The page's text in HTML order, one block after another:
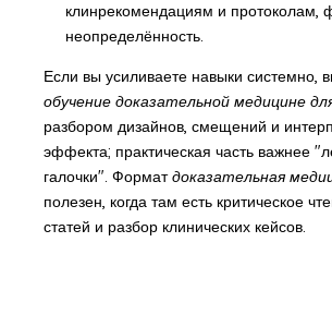
клинрекомендациям и протоколам,
неопределённость.
Если вы усиливаете навыки системно,
обучение доказательной медицине
разбором дизайнов, смещений и
эффекта; практическая часть важнее
галочки". Форматдоказательная
полезен, когда там есть критическое
статей и разбор клинических кейсов.